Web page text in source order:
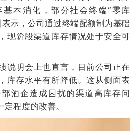
本消化，部分社会终端“零库
示，公司通过终端配额制为基础
现阶段渠道库存情况处于安全可
说明会上也直言，目前公司正在
库存水平有所降低。这从侧面表
酒企造成困扰的渠道高库存问
程度的改善。